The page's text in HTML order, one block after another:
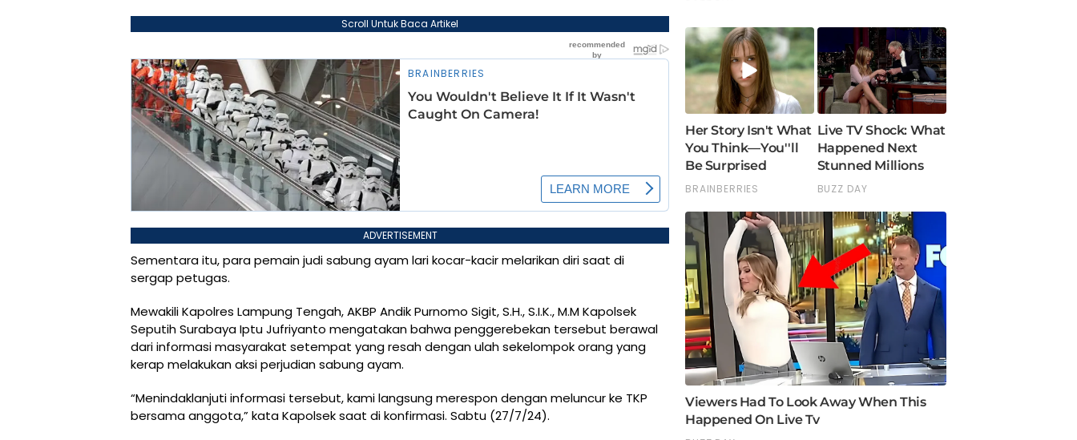
Scroll Untuk Baca Artikel
ADVERTISEMENT
Sementara itu, para pemain judi sabung ayam lari kocar-kacir melarikan diri saat di
sergap petugas.
Mewakili Kapolres Lampung Tengah, AKBP Andik Purnomo Sigit, S.H., S.I.K., M.M Kapolsek
Seputih Surabaya Iptu Jufriyanto mengatakan bahwa penggerebekan tersebut berawal
dari informasi masyarakat setempat yang resah dengan ulah sekelompok orang yang
kerap melakukan aksi perjudian sabung ayam.
“Menindaklanjuti informasi tersebut, kami langsung merespon dengan meluncur ke TKP
bersama anggota,” kata Kapolsek saat di konfirmasi. Sabtu (27/7/24).